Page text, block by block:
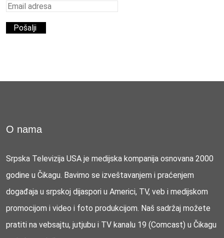
O nama
Srpska Televizija USA je medijska kompanija osnovana 2000
godine u Čikagu. Bavimo se izveštavanjem i praćenjem
događaja u srpskoj dijaspori u Americi, TV, veb i medijskom
promocijom i video i foto produkcijom. Naš sadržaj možete
pratiti na vebsajtu, jutjubu i TV kanalu 19 (Comcast) u Čikagu